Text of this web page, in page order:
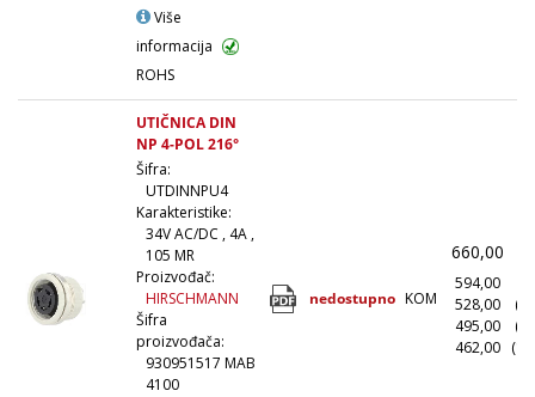
Više
informacija
ROHS
UTIČNICA DIN
NP 4-POL 216°
Šifra:
UTDINNPU4
Karakteristike:
34V AC/DC , 4A ,
105 MR
Proizvođač:
HIRSCHMANN
Šifra
proizvođača:
930951517 MAB
4100
nedostupno KOM
660,00
594,00
528,00
495,00
462,00